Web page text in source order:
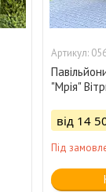
"Мрія"
від 14
Під